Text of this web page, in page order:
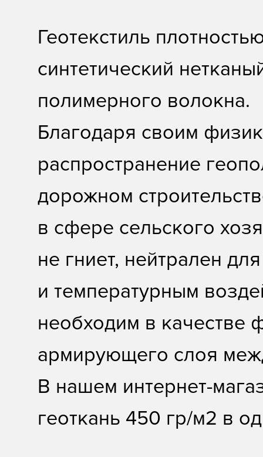
Геотекстиль
синтетический
полимерного волокна.
Благодаря своим
распространение
дорожном
в сфере сельского
не гниет, нейтрален
и температурным
необходим в качестве
армирующего слоя
В нашем интернет-
геоткань 450 гр/м2 в